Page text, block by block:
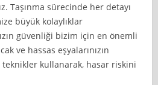
Taşınma sürecinde her detayı
büyük kolaylıklar
güvenliği bizim için en önemli
ve hassas eşyalarınızın
teknikler kullanarak, hasar riskini